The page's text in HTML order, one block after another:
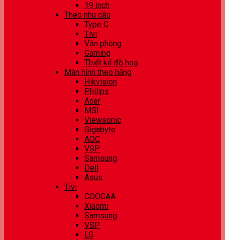
19 inch
Theo nhu cầu
Type C
Tivi
Văn phòng
Gaming
Thiết kế đồ hoạ
Màn hình theo hãng
Hikvision
Philips
Acer
MSI
Viewsonic
Gigabyte
AOC
VSP
Samsung
Dell
Asus
Tivi
COOCAA
Xiaomi
Samsung
VSP
LG